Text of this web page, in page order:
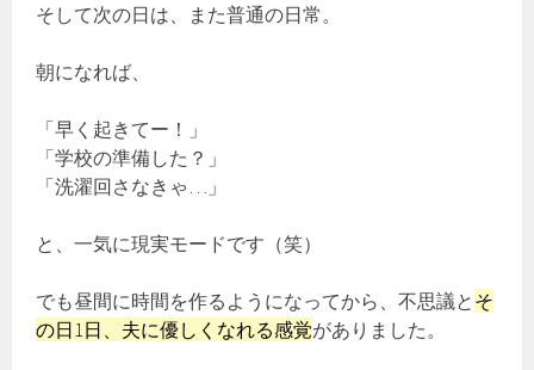
そして次の日は、また普通の日常。
朝になれば、
「早く起きてー！」
「学校の準備した？」
「洗濯回さなきゃ…」
と、一気に現実モードです（笑）
でも昼間に時間を作るようになってから、不思議と そ
の日1日、夫に優しくなれる感覚がありました。